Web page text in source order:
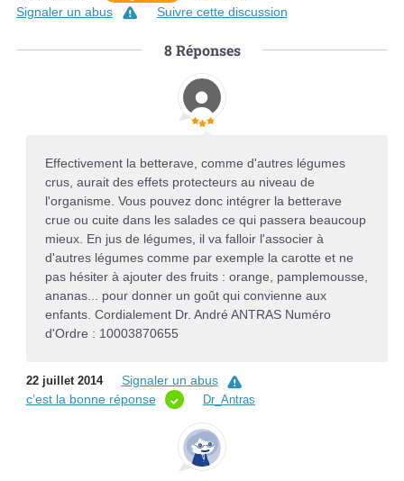
Signaler un abus Suivre cette discussion
8Réponses
Effectivement la betterave, comme d'autres légumes
crus, aurait des effets protecteurs au niveau de
l'organisme. Vous pouvez donc intégrer la betterave
crue ou cuite dans les salades ce qui passera beaucoup
mieux. En jus de légumes, il va falloir l'associer à
d'autres légumes comme par exemple la carotte et ne
pas hésiter à ajouter des fruits : orange, pamplemousse,
ananas... pour donner un goût qui convienne aux
enfants. Cordialement Dr. André ANTRAS Numéro
d'Ordre : 10003870655
22 juillet 2014
Signaler un abus
c’est la bonne réponse
Dr_Antras